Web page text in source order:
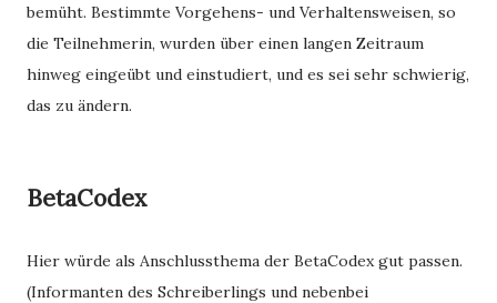
bemüht. Bestimmte Vorgehens- und Verhaltensweisen, so
die Teilnehmerin, wurden über einen langen Zeitraum
hinweg eingeübt und einstudiert, und es sei sehr schwierig,
das zu ändern.
BetaCodex
Hier würde als Anschlussthema der BetaCodex gut passen.
(Informanten des Schreiberlings und nebenbei